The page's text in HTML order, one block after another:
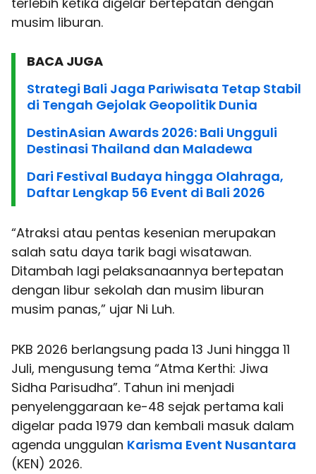
musim liburan.
BACA JUGA
Strategi Bali Jaga Pariwisata Tetap Stabil
di Tengah Gejolak Geopolitik Dunia
DestinAsian Awards 2026: Bali Ungguli
Destinasi Thailand dan Maladewa
Dari Festival Budaya hingga Olahraga,
Daftar Lengkap 56 Event di Bali 2026
“Atraksi atau pentas kesenian merupakan
salah satu daya tarik bagi wisatawan.
Ditambah lagi pelaksanaannya bertepatan
dengan libur sekolah dan musim liburan
musim panas,” ujar Ni Luh.
PKB 2026 berlangsung pada 13 Juni hingga 11
Juli, mengusung tema “Atma Kerthi: Jiwa
Sidha Parisudha”. Tahun ini menjadi
penyelenggaraan ke-48 sejak pertama kali
digelar pada 1979 dan kembali masuk dalam
agenda unggulan Karisma Event Nusantara
(KEN) 2026.